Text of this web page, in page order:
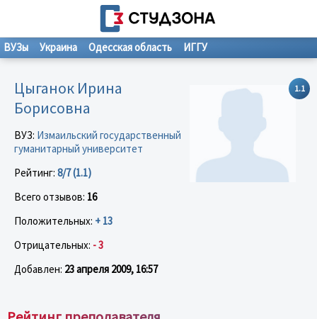
ВУЗы Украина Одесская область ИГГУ
1.1
Цыганок Ирина
Борисовна
ВУЗ: Измаильский государственный
гуманитарный университет
Рейтинг: 8/7 (1.1)
Всего отзывов: 16
Положительных: + 13
Отрицательных: - 3
Добавлен: 23 апреля 2009, 16:57